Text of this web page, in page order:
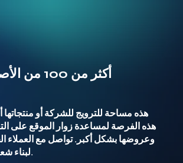
أكثر من 100 من الأصول المشفرة
هذه مساحة للترويج للشركة أو منتجاتها
هذه الفرصة لمساعدة زوار الموقع على
وعروضها بشكل أكبر. تواصل مع العملاء
لبناء شعور بالارتباط والثقة.